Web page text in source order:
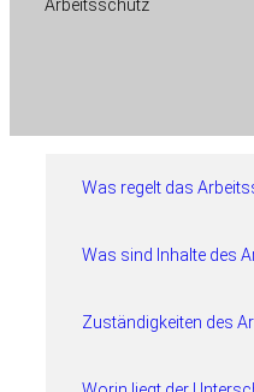
Arbeitsschutz
Was regelt das
Was sind Inhalte des
Zuständigkeiten des